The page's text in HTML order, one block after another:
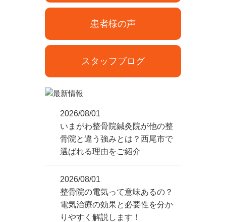
患者様の声
スタッフブログ
2026/08/01
いまがわ整骨院鍼灸院が他の整
骨院と違う強みとは？西尾市で
選ばれる理由をご紹介
2026/08/01
整骨院の電気って意味あるの？
電気治療の効果と必要性を分か
りやすく解説します！